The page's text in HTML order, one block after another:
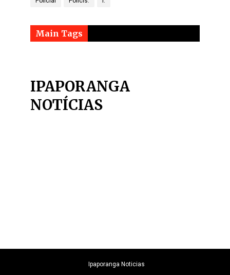
Main Tags
IPAPORANGA
NOTÍCIAS
Ipaporanga Noticias